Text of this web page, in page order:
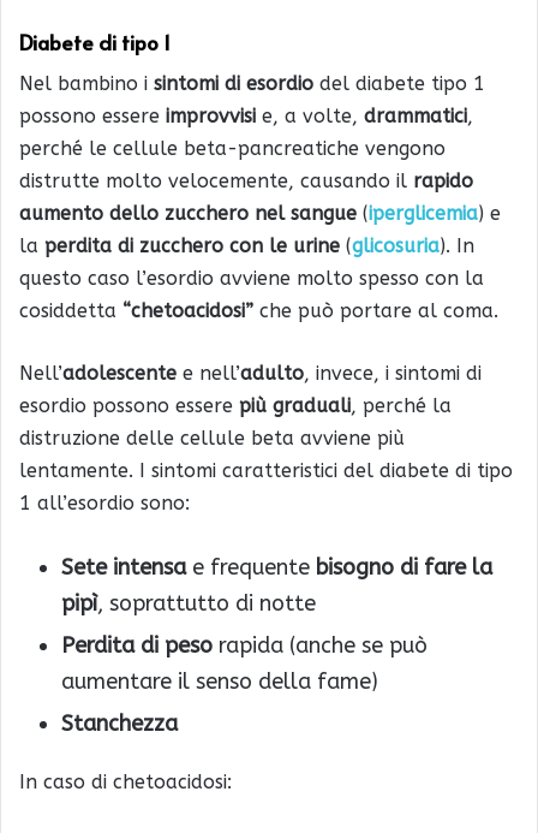
Diabete di tipo 1
Nel bambino i sintomi di esordio del diabete tipo 1
possono essere improvvisi e, a volte, drammatici,
perché le cellule beta-pancreatiche vengono
distrutte molto velocemente, causando il rapido
aumento dello zucchero nel sangue (iperglicemia) e
la perdita di zucchero con le urine (glicosuria). In
questo caso l’esordio avviene molto spesso con la
cosiddetta “chetoacidosi” che può portare al coma.
Nell’adolescente e nell’adulto, invece, i sintomi di
esordio possono essere più graduali, perché la
distruzione delle cellule beta avviene più
lentamente. I sintomi caratteristici del diabete di tipo
1 all’esordio sono:
Sete intensae frequente bisogno di fare la
pipì, soprattutto di notte
Perdita di peso rapida (anche se può
aumentare il senso della fame)
Stanchezza
In caso di chetoacidosi: